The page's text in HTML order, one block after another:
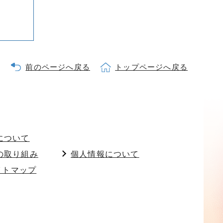
前のページへ戻る トップページへ戻る
ついて
取り組み
個人情報について
トマップ